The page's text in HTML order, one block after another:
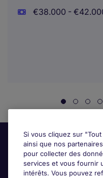
€38.000 -
Si vous cliquez sur
ainsi que nos
pour collecter des
services et vous fournir
intérêts. Vous pouvez